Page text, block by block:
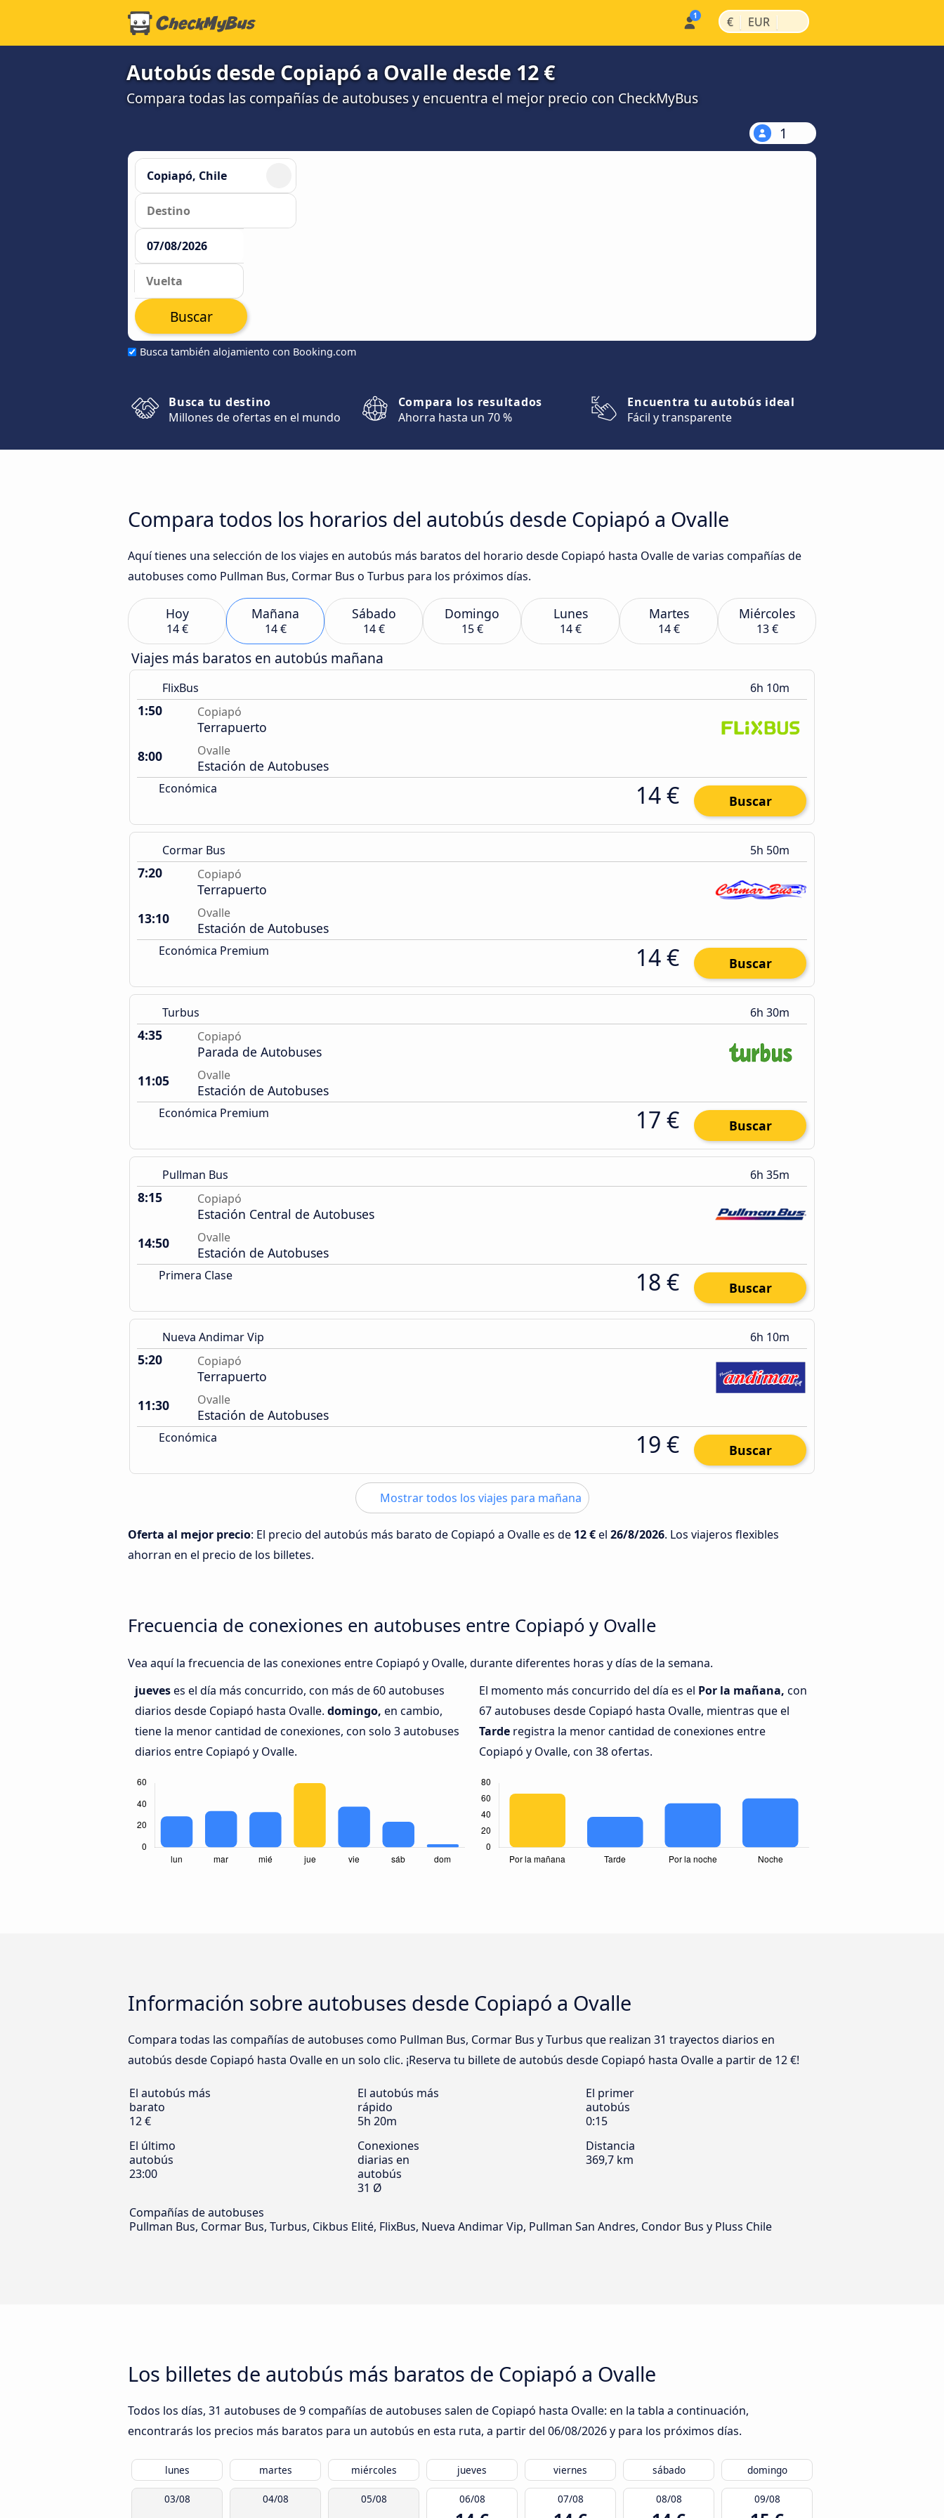
€ | EUR |
Autobús desde Copiapó a Ovalle desde 12 €
Compara todas las compañías de autobuses y encuentra el mejor precio con CheckMyBus
1
Busca también alojamiento con Booking.com
Buscar
Busca tu destino
Millones de ofertas en el mundo
Compara los resultados
Ahorra hasta un 70 %
Encuentra tu autobús ideal
Fácil y transparente
Compara todos los horarios del autobús desde Copiapó a Ovalle
Aquí tienes una selección de los viajes en autobús más baratos del horario desde Copiapó hasta Ovalle de varias compañías de
autobuses como Pullman Bus, Cormar Bus o Turbus para los próximos días.
Hoy
14 €
Mañana
14 €
Sábado
14 €
Domingo
15 €
Lunes
14 €
Martes
14 €
Miércoles
13 €
Viajes más baratos en autobús mañana
FlixBus 6h 10m
1:50 Copiapó
Terrapuerto
8:00
Ovalle
Estación de Autobuses
Económica 14 € Buscar
Cormar Bus 5h 50m
7:20 Copiapó
Terrapuerto
13:10
Ovalle
Estación de Autobuses
Económica Premium 14 € Buscar
Turbus 6h 30m
4:35 Copiapó
Parada de Autobuses
11:05
Ovalle
Estación de Autobuses
Económica Premium 17 € Buscar
Pullman Bus 6h 35m
8:15 Copiapó
Estación Central de Autobuses
14:50
Ovalle
Estación de Autobuses
Primera Clase 18 € Buscar
Nueva Andimar Vip 6h 10m
5:20 Copiapó
Terrapuerto
11:30
Ovalle
Estación de Autobuses
Económica 19 € Buscar
Mostrar todos los viajes para mañana
Oferta al mejor precio: El precio del autobús más barato de Copiapó a Ovalle es de 12 €el 26/8/2026. Los viajeros flexibles
ahorran en el precio de los billetes.
Frecuencia de conexiones en autobuses entre Copiapó y Ovalle
Vea aquí la frecuencia de las conexiones entre Copiapó y Ovalle, durante diferentes horas y días de la semana.
jueveses el día más concurrido, con más de 60 autobuses
diarios desde Copiapó hasta Ovalle. domingo, en cambio,
tiene la menor cantidad de conexiones, con solo 3 autobuses
diarios entre Copiapó y Ovalle.
El momento más concurrido del día es el Por la mañana, con
67 autobuses desde Copiapó hasta Ovalle, mientras que el
Tarde registra la menor cantidad de conexiones entre
Copiapó y Ovalle, con 38 ofertas.
Información sobre autobuses desde Copiapó a Ovalle
Compara todas las compañías de autobuses como Pullman Bus, Cormar Bus y Turbus que realizan 31 trayectos diarios en
autobús desde Copiapó hasta Ovalle en un solo clic. ¡Reserva tu billete de autobús desde Copiapó hasta Ovalle a partir de 12 €!
El autobús más
barato
12 €
El autobús más
rápido
5h 20m
El primer
autobús
0:15
El último
autobús
23:00
Conexiones
diarias en
autobús
31 Ø
Distancia
369,7 km
Compañías de autobuses
Pullman Bus, Cormar Bus, Turbus, Cikbus Elité, FlixBus, Nueva Andimar Vip, Pullman San Andres, Condor Bus y Pluss Chile
Los billetes de autobús más baratos de Copiapó a Ovalle
Todos los días, 31 autobuses de 9 compañías de autobuses salen de Copiapó hasta Ovalle: en la tabla a continuación,
encontrarás los precios más baratos para un autobús en esta ruta, a partir del 06/08/2026y para los próximos días.
lunes martes miércoles jueves viernes sábado domingo
03/08 04/08 05/08 06/08 07/08 08/08 09/08